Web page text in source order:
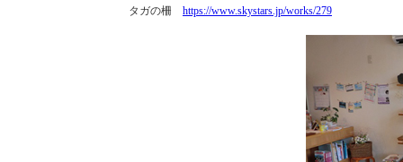
タガの柵 https://www.skystars.jp/works/279